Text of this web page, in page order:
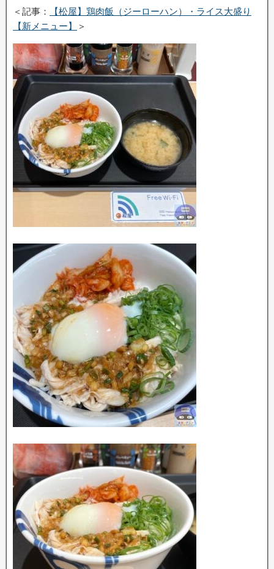
＜記事：
【松屋】鶏肉飯（ジーローハン）・ライス大盛り
【新メニュー】
＞